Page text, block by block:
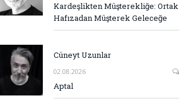
Kardeşlikten Müşterekliğe: Ortak
Hafızadan Müşterek Geleceğe
Cüneyt Uzunlar
02.08.2026
Aptal